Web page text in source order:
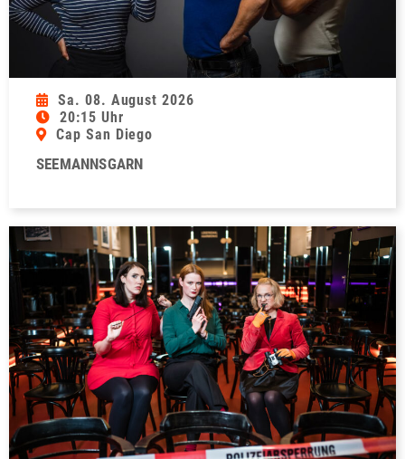
Sa. 08. August 2026
20:15 Uhr
Cap San Diego
SEEMANNSGARN